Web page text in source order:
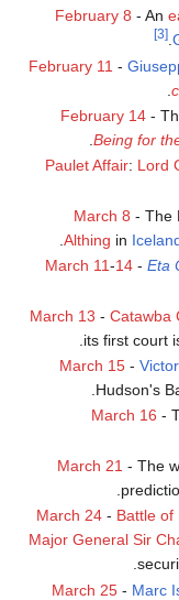
February 8 - An
[3]
February 11 -
February 14-
Being for
Paulet Affair: Lord
March 8 - The
Althing in
March 11-14- Eta
March 13 - Catawba
its first court
March 15-
Hudson's
March 16 -
March 21 - The
March 24- Battle of
Major General Sir
.
March 25- Marc